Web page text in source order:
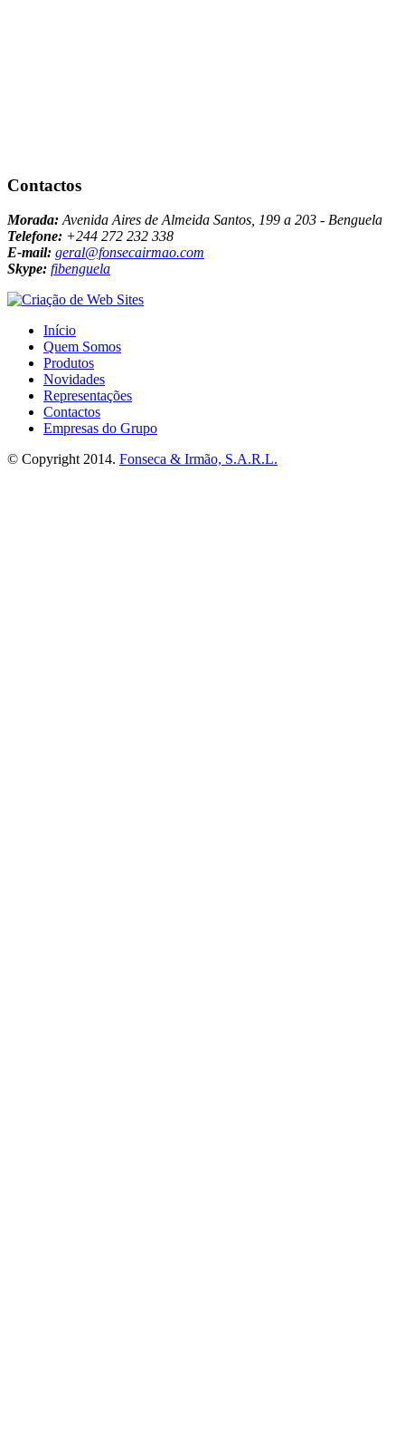
Contactos
Morada: Avenida Aires de Almeida Santos, 199 a 203 - Benguela
Telefone: +244 272 232 338
E-mail: geral@fonsecairmao.com
Skype: fibenguela
Início
Quem Somos
Produtos
Novidades
Representações
Contactos
Empresas do Grupo
© Copyright 2014. Fonseca & Irmão, S.A.R.L.